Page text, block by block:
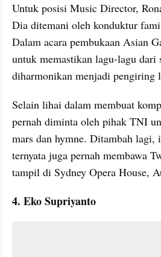
Untuk posisi Music Director,
Dia ditemani oleh konduktur
Dalam acara pembukaan Asian
untuk memastikan lagu-lagu dari
diharmonikan menjadi pengiring
Selain lihai dalam membuat
pernah diminta oleh pihak TNI
mars dan hymne. Ditambah
ternyata juga pernah membawa
tampil di Sydney Opera House,
4. Eko Supriyanto